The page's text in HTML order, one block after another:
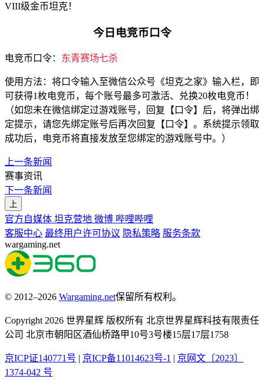
VIII级金币坦克！
今日电竞币口令
电竞币口令： 东青赛场七杀
使用方法：将口令输入至微信公众号《坦克之家》输入栏，即
可获得1枚电竞币，每个账号最多可激活、兑换20枚电竞币！
（如您未在微信绑定过游戏账号，回复【口令】后，将弹出绑
定提示，请您先绑定账号后再次回复【口令】。系统提示领取
成功后，电竞币将直接发放至您绑定的游戏账号中。）
上一条新闻
赛事资讯
下一条新闻
上
官方自媒体 坦克营地 微博 哔哩哔哩
客服中心 最终用户许可协议 隐私策略 服务条款
wargaming.net
© 2012–2026 Wargaming.net保留所有权利。
Copyright 2026 世界星辉 版权所有 北京世界星辉科技有限责任
公司 北京市朝阳区酒仙桥路甲10号3号楼15层17层1758
京ICP证140771号 | 京ICP备11014623号-1 | 京网文〔2023〕
1374-042 号